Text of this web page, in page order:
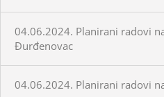
04.06.2024. Planirani radovi
Đurđenovac
04.06.2024. Planirani radovi